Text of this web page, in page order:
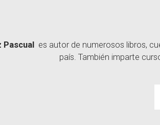
Pascuales autor de numerosos libros,
país. También imparte